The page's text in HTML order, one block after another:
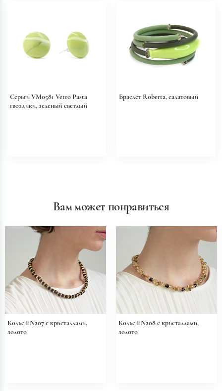
Серьги VM0581 Vetro Pasta
гвоздики, зеленый светлый
Браслет Roberta, салатовый
Вам может понравиться
Колье EN207 с кристаллами,
золото
Колье EN208 с кристаллами,
золото